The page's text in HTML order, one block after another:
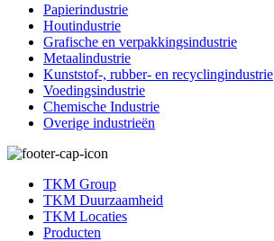
Papierindustrie
Houtindustrie
Grafische en verpakkingsindustrie
Metaalindustrie
Kunststof-, rubber- en recyclingindustrie
Voedingsindustrie
Chemische Industrie
Overige industrieën
TKM Group
TKM Duurzaamheid
TKM Locaties
Producten